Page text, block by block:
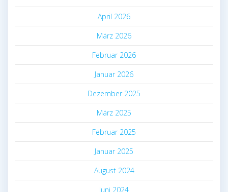
April 2026
März 2026
Februar 2026
Januar 2026
Dezember 2025
März 2025
Februar 2025
Januar 2025
August 2024
Juni 2024